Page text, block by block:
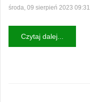
środa, 09 sierpień 2023 09:31
Czytaj dalej...